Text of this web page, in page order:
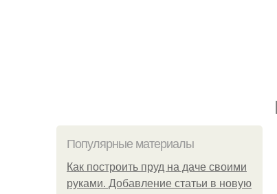
Популярные материалы
Как построить пруд на даче своими
руками. Добавление статьи в новую